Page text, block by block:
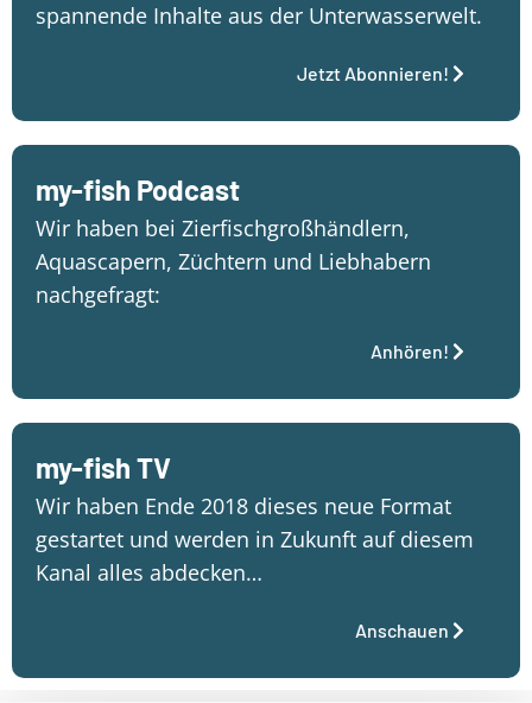
spannende Inhalte aus der Unterwasserwelt.
Jetzt Abonnieren!
my-fish Podcast
Wir haben bei Zierfischgroßhändlern,
Aquascapern, Züchtern und Liebhabern
nachgefragt:
Anhören!
my-fish TV
Wir haben Ende 2018 dieses neue Format
gestartet und werden in Zukunft auf diesem
Kanal alles abdecken…
Anschauen